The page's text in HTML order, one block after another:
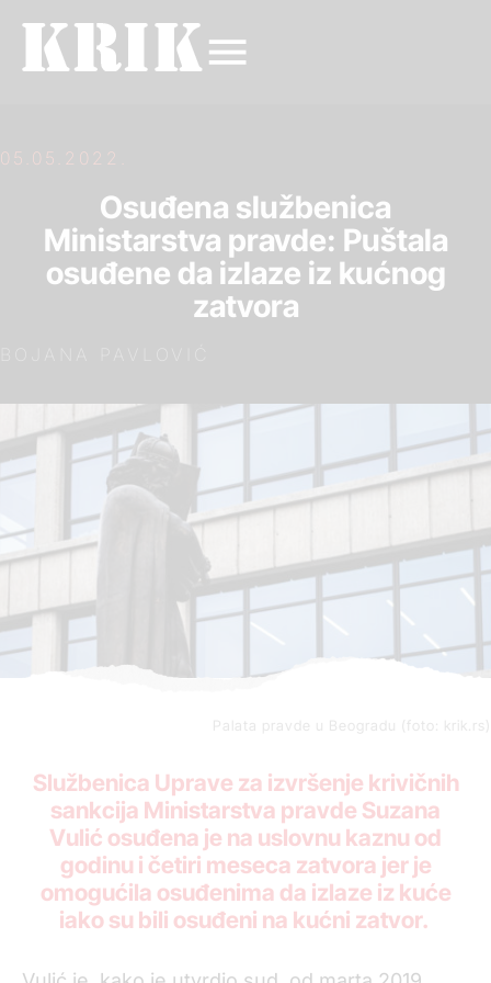
05.05.2022.
Osuđena službenica
Ministarstva pravde: Puštala
osuđene da izlaze iz kućnog
zatvora
Palata pravde u Beogradu (foto: krik.rs)
Službenica Uprave za izvršenje krivičnih
sankcija Ministarstva pravde Suzana
Vulić osuđena je na uslovnu kaznu od
godinu i četiri meseca zatvora jer je
omogućila osuđenima da izlaze iz kuće
iako su bili osuđeni na kućni zatvor.